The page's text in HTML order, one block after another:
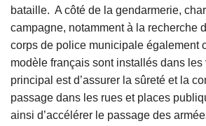
bataille. A côté de la gendarmerie,
campagne, notamment à la recherche
corps de police municipale également
modèle français sont installés dans
principal est d’assurer la sûreté et la
passage dans les rues et places
ainsi d’accélérer le passage des